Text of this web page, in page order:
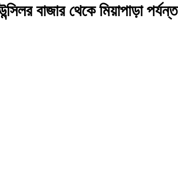
বাজার থেকে মিয়াপাড়া পর্যন্ত